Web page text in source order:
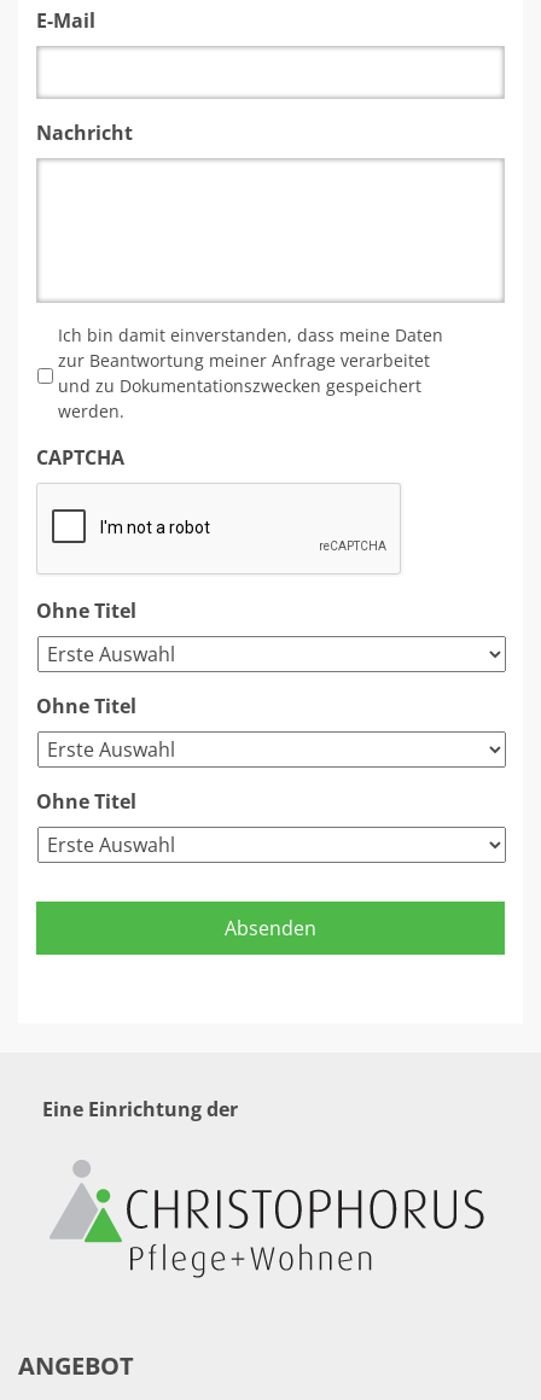
E-Mail
Nachricht
Ich bin damit einverstanden, dass meine Daten
zur Beantwortung meiner Anfrage verarbeitet
und zu Dokumentationszwecken gespeichert
werden.
CAPTCHA
Ohne Titel
Ohne Titel
Ohne Titel
Eine Einrichtung der
ANGEBOT